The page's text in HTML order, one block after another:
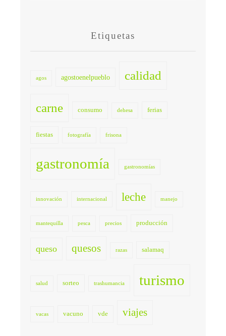
Etiquetas
agos agostoenelpueblo calidad
carne consumo dehesa ferias
fiestas fotografía frisona
gastronomía gastronomías
innovación internacional leche manejo
mantequilla pesca precios producción
queso quesos razas salamaq
salud sorteo trashumancia turismo
vacas vacuno vde viajes